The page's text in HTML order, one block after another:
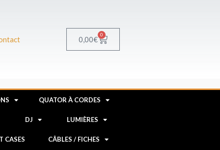
0,00€
0
Panier
QUATOR À CORDES
DJ LUMIÈRES
CASES CÂBLES / FICHES